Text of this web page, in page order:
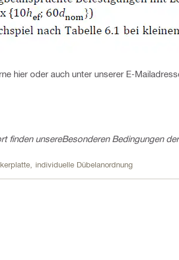
hier oder auch unter unserer E-
finden unsereBesonderen Bedingungen
individuelle Dübelanordnung